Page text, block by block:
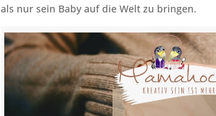
als nur sein Baby auf die Welt zu bringen.